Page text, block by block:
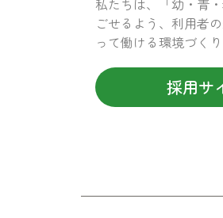
私たちは、「幼・青
ごせるよう、利用者
って働ける環境づく
採用サ